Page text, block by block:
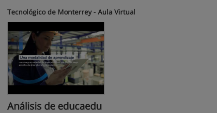
Tecnológico de Monterrey - Aula Virtual
Análisis de educaedu